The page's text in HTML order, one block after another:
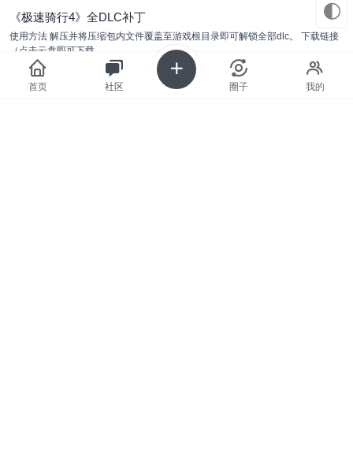
🌓
《极速骑行4》全DLC补丁
使用方法 解压并将压缩包内文件覆盖至游戏根目录即可解锁全部dlc。 下载链接
（点击云盘即可下载 ...
首页 社区 圈子 我的